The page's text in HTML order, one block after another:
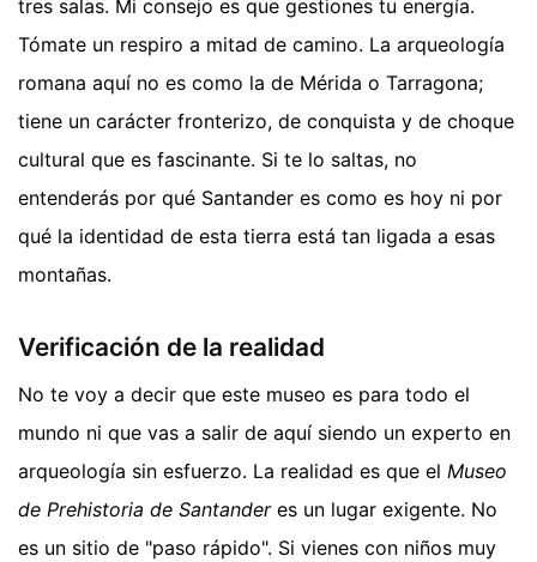
tres salas. Mi consejo es que gestiones tu energía.
Tómate un respiro a mitad de camino. La arqueología
romana aquí no es como la de Mérida o Tarragona;
tiene un carácter fronterizo, de conquista y de choque
cultural que es fascinante. Si te lo saltas, no
entenderás por qué Santander es como es hoy ni por
qué la identidad de esta tierra está tan ligada a esas
montañas.
Verificación de la realidad
No te voy a decir que este museo es para todo el
mundo ni que vas a salir de aquí siendo un experto en
arqueología sin esfuerzo. La realidad es que el Museo
de Prehistoria de Santanderes un lugar exigente. No
es un sitio de "paso rápido". Si vienes con niños muy